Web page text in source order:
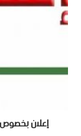
إعلان بخصوص